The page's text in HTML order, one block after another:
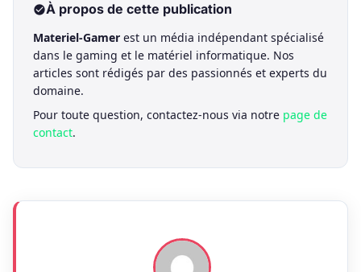
À propos de cette publication
Materiel-Gamer est un média indépendant spécialisé
dans le gaming et le matériel informatique. Nos
articles sont rédigés par des passionnés et experts du
domaine.
Pour toute question, contactez-nous via notre page de
contact.